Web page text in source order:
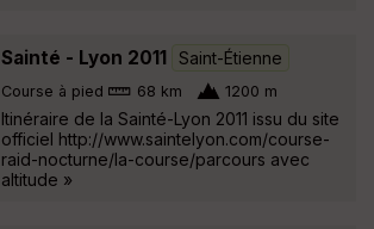
Sainté - Lyon 2011 Saint-Étienne
Course à pied 68 km 1200 m
Itinéraire de la Sainté-Lyon 2011 issu du site
officiel http://www.saintelyon.com/course-
raid-nocturne/la-course/parcours avec
altitude »